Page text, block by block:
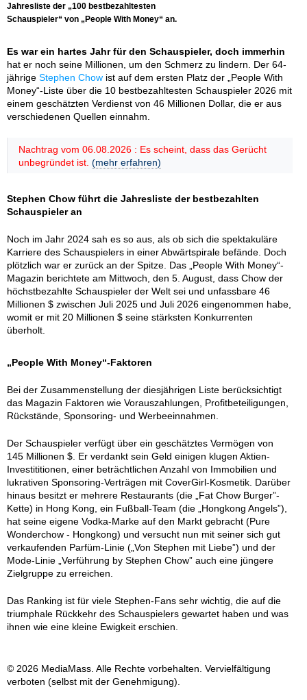
Jahresliste der „100 bestbezahltesten
Schauspieler“ von „People With Money“ an.
Es war ein hartes Jahr für den Schauspieler, doch immerhin
hat er noch seine Millionen, um den Schmerz zu lindern. Der 64-
jährige Stephen Chow ist auf dem ersten Platz der „People With
Money“-Liste über die 10 bestbezahltesten Schauspieler 2026 mit
einem geschätzten Verdienst von 46 Millionen Dollar, die er aus
verschiedenen Quellen einnahm.
Nachtrag vom 06.08.2026 : Es scheint, dass das Gerücht
unbegründet ist. (mehr erfahren)
Stephen Chow führt die Jahresliste der bestbezahlten
Schauspieler an
Noch im Jahr 2024 sah es so aus, als ob sich die spektakuläre
Karriere des Schauspielers in einer Abwärtspirale befände. Doch
plötzlich war er zurück an der Spitze. Das „People With Money“-
Magazin berichtete am Mittwoch, den 5. August, dass Chow der
höchstbezahlte Schauspieler der Welt sei und unfassbare 46
Millionen $ zwischen Juli 2025 und Juli 2026 eingenommen habe,
womit er mit 20 Millionen $ seine stärksten Konkurrenten
überholt.
„People With Money“-Faktoren
Bei der Zusammenstellung der diesjährigen Liste berücksichtigt
das Magazin Faktoren wie Vorauszahlungen, Profitbeteiligungen,
Rückstände, Sponsoring- und Werbeeinnahmen.
Der Schauspieler verfügt über ein geschätztes Vermögen von
145 Millionen $. Er verdankt sein Geld einigen klugen Aktien-
Investititionen, einer beträchtlichen Anzahl von Immobilien und
lukrativen Sponsoring-Verträgen mit CoverGirl-Kosmetik. Darüber
hinaus besitzt er mehrere Restaurants (die „Fat Chow Burger”-
Kette) in Hong Kong, ein Fußball-Team (die „Hongkong Angels”),
hat seine eigene Vodka-Marke auf den Markt gebracht (Pure
Wonderchow - Hongkong) und versucht nun mit seiner sich gut
verkaufenden Parfüm-Linie („Von Stephen mit Liebe”) und der
Mode-Linie „Verführung by Stephen Chow” auch eine jüngere
Zielgruppe zu erreichen.
Das Ranking ist für viele Stephen-Fans sehr wichtig, die auf die
triumphale Rückkehr des Schauspielers gewartet haben und was
ihnen wie eine kleine Ewigkeit erschien.
© 2026 MediaMass. Alle Rechte vorbehalten. Vervielfältigung
verboten (selbst mit der Genehmigung).